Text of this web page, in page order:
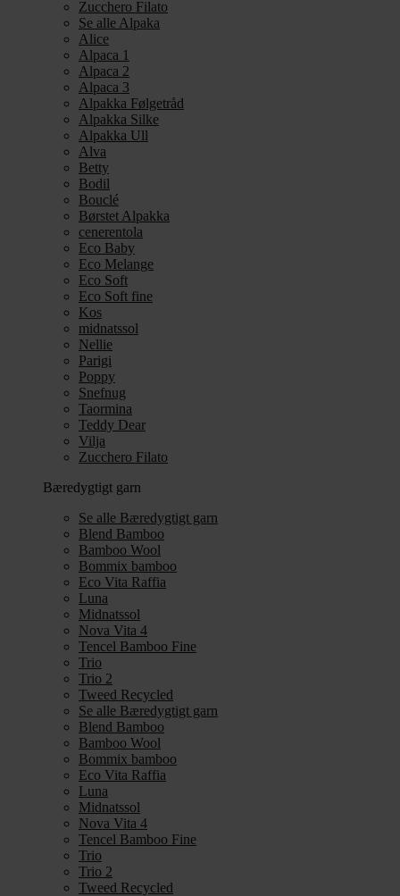
Zucchero Filato
Se alle Alpaka
Alice
Alpaca 1
Alpaca 2
Alpaca 3
Alpakka Følgetråd
Alpakka Silke
Alpakka Ull
Alva
Betty
Bodil
Bouclé
Børstet Alpakka
cenerentola
Eco Baby
Eco Melange
Eco Soft
Eco Soft fine
Kos
midnatssol
Nellie
Parigi
Poppy
Snefnug
Taormina
Teddy Dear
Vilja
Zucchero Filato
Bæredygtigt garn
Se alle Bæredygtigt garn
Blend Bamboo
Bamboo Wool
Bommix bamboo
Eco Vita Raffia
Luna
Midnatssol
Nova Vita 4
Tencel Bamboo Fine
Trio
Trio 2
Tweed Recycled
Se alle Bæredygtigt garn
Blend Bamboo
Bamboo Wool
Bommix bamboo
Eco Vita Raffia
Luna
Midnatssol
Nova Vita 4
Tencel Bamboo Fine
Trio
Trio 2
Tweed Recycled